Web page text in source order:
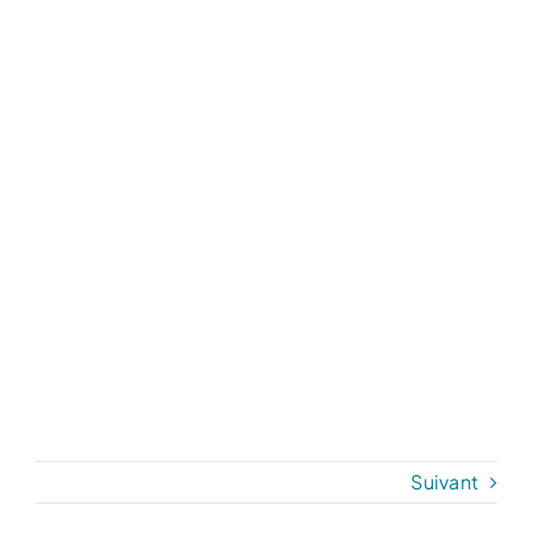
Suivant